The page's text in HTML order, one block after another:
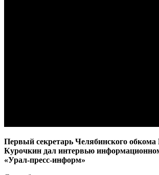
Первый секретарь Челябинского
Курочкин дал интервью
«Урал-пресс-информ»